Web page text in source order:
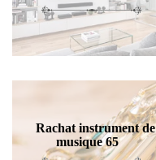
Rachat instrument de
musique 65